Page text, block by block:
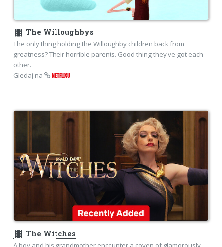
theaters The Willoughbys
The only thing holding the Willoughby children back from
greatness? Their horrible parents. Good thing they've got each
other.
Gledaj na
NETFLIXU
theaters The Witches
A boy and his grandmother encounter a coven of glamorously